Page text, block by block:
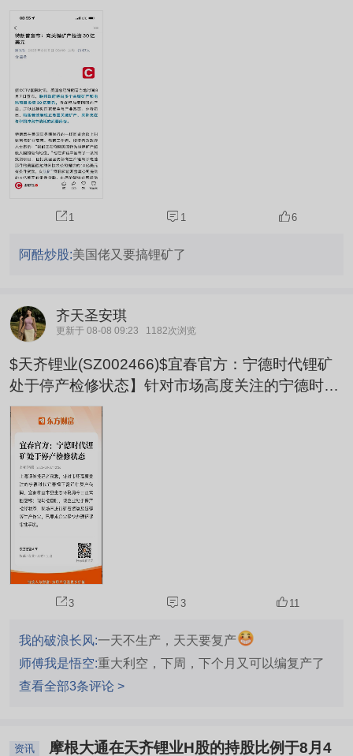
1 1 6
阿酷炒股:美国佬又要搞锂矿了
齐天圣安琪
更新于 08-08 09:23 1182次浏览
$天齐锂业(SZ002466)$宜春官方：宁德时代锂矿
处于停产检修状态】针对市场高度关注的宁德时代
宜春枧下窝锂矿复产传闻，宜春市宜丰县生态环境
局今日正式回应称：现场检查时，该企业处于停产
检修状态，现场未进行矿石装运及破碎等生产作
业，已要求企业尽快办理环评审批手续。(上海证券
报)
3 3 11
我的破浪长风:一天不生产，天天要复产
师傅我是悟空:重大利空，下周，下个月又可以编复产了
查看全部3条评论 >
资讯